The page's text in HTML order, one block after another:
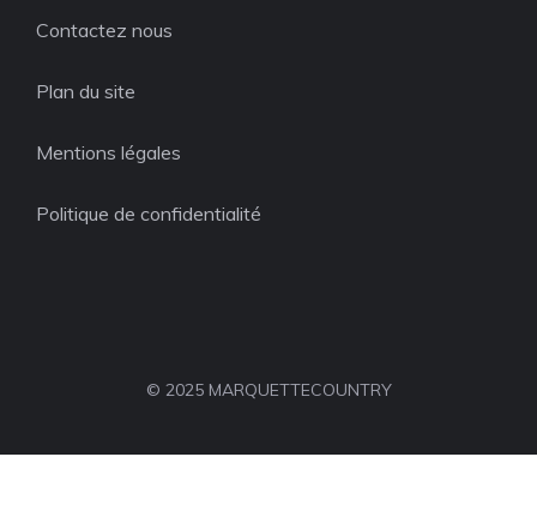
Contactez nous
Plan du site
Mentions légales
Politique de confidentialité
© 2025 MARQUETTECOUNTRY